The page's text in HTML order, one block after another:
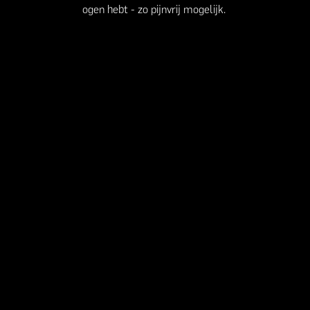
ogen hebt - zo pijnvrij mogelijk.